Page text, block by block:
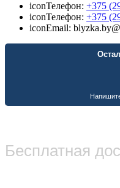
iconТелефон: +375
iconТелефон: +375
iconEmail:
Бесплатная